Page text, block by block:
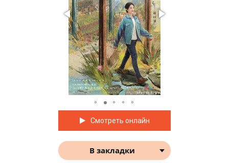
Смотреть онлайн
В закладки